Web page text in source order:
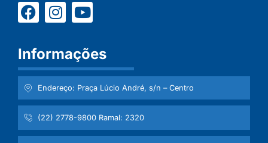
Informações
Endereço: Praça Lúcio André, s/n – Centro
(22) 2778-9800 Ramal: 2320